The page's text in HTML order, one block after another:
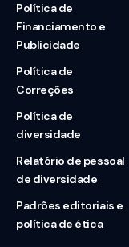
Política de
Financiamento e
Publicidade
Política de
Correções
Política de
diversidade
Relatório de pessoal
de diversidade
Padrões editoriais e
política de ética